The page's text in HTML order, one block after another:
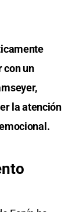
con un
la atención